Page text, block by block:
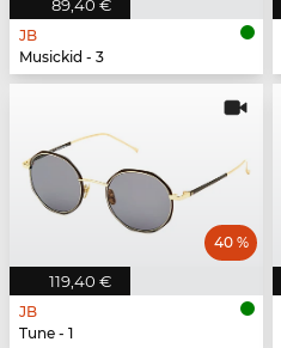
89,40 €
JB
Musickid - 3
119,40 €
40 %
JB
Tune - 1